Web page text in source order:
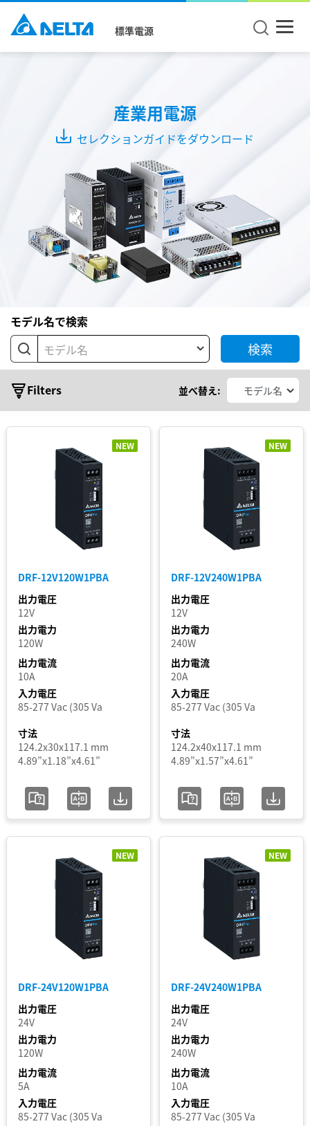
標準電源
産業用電源
セレクションガイドをダウンロード
モデル名で検索
モデル名
検索
Filters 並べ替え:
ル
ユ
基
板
型
モ
ジ
ュ
ー
シ
リ
ー
CliQ
III
M
CliQ
VA
DIN
Eco
Force-
LYTE
LYTE
出
力
電
力
出
力
電
圧
電
圧
範
囲
認
証
NEW
DRF-12V120W1PBA
出力電圧
12V
出力電力
120W
出力電流
10A
入力電圧
85-277 Vac (305 Va
寸法
124.2x30x117.1 mm
4.89”x1.18”x4.61”
NEW
DRF-12V240W1PBA
出力電圧
12V
出力電力
240W
出力電流
20A
入力電圧
85-277 Vac (305 Va
寸法
124.2x40x117.1 mm
4.89”x1.57”x4.61”
NEW
DRF-24V120W1PBA
出力電圧
24V
出力電力
120W
出力電流
5A
入力電圧
85-277 Vac (305 Va
NEW
DRF-24V240W1PBA
出力電圧
24V
出力電力
240W
出力電流
10A
入力電圧
85-277 Vac (305 Va